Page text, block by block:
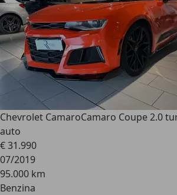
Chevrolet CamaroCamaro Coupe 2.0
auto
€ 31.990
07/2019
95.000 km
Benzina